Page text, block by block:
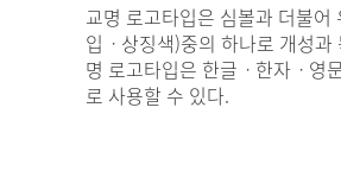
교명 로고타입은 심볼과 더불
입ㆍ상징색)중의 하나로 개성
명 로고타입은 한글ㆍ한자ㆍ영
로 사용할 수 있다.